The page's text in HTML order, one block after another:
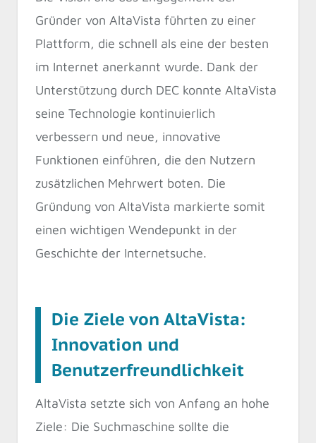
Gründer von AltaVista führten zu einer
Plattform, die schnell als eine der besten
im Internet anerkannt wurde. Dank der
Unterstützung durch DEC konnte AltaVista
seine Technologie kontinuierlich
verbessern und neue, innovative
Funktionen einführen, die den Nutzern
zusätzlichen Mehrwert boten. Die
Gründung von AltaVista markierte somit
einen wichtigen Wendepunkt in der
Geschichte der Internetsuche.
Die Ziele von AltaVista:
Innovation und
Benutzerfreundlichkeit
AltaVista setzte sich von Anfang an hohe
Ziele: Die Suchmaschine sollte die